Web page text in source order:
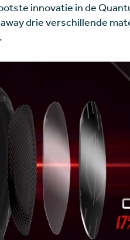
innovatie in de
drie verschillende